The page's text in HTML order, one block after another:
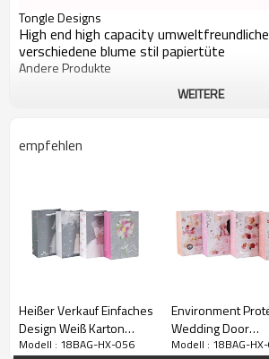
Tongle Designs
High end high capacity
verschiedene blume stil papiertüte
Andere Produkte
Lilienmuster Geschenktüten
WEITERE
empfehlen
Heißer Verkauf Einfaches
Design Weiß Karton
Phantasie Papier
Modell : 18BAG-HX-056
Environment
Wedding Door
Werbegeschenk
Modell : 18BAG-